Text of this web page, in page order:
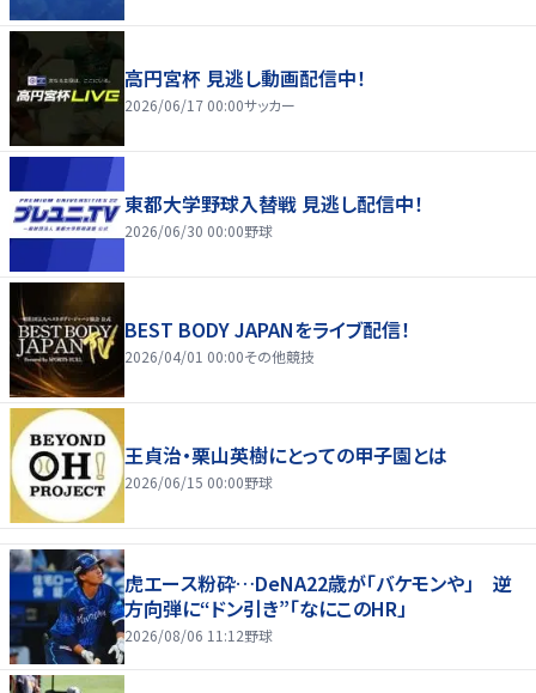
高円宮杯 見逃し動画配信中！
2026/06/17 00:00サッカー
東都大学野球入替戦 見逃し配信中！
2026/06/30 00:00野球
BEST BODY JAPANをライブ配信！
2026/04/01 00:00その他競技
王貞治・栗山英樹にとっての甲子園とは
2026/06/15 00:00野球
虎エース粉砕…DeNA22歳が「バケモンや」 逆
方向弾に“ドン引き”「なにこのHR」
2026/08/06 11:12野球